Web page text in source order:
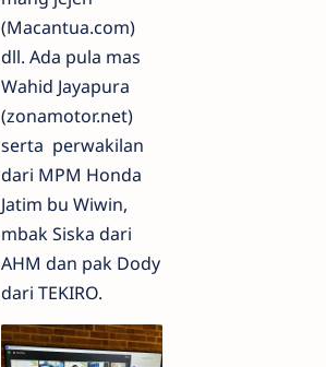
(Macantua.com)
dll. Ada pula mas
Wahid Jayapura
(zonamotor.net)
serta perwakilan
dari MPM Honda
Jatim bu Wiwin,
mbak Siska dari
AHM dan pak Dody
dari TEKIRO.